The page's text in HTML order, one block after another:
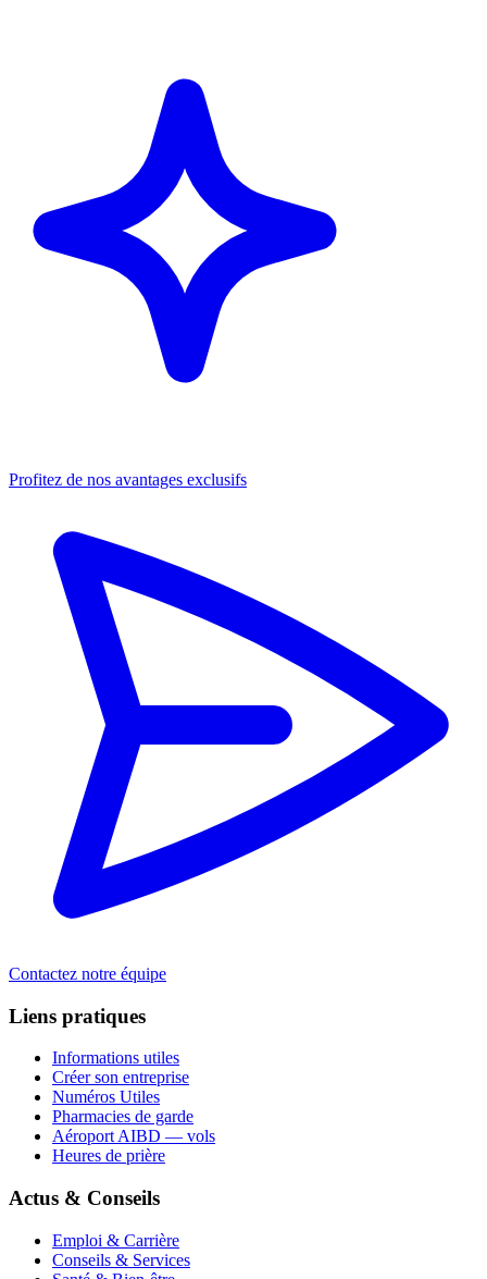
Profitez de nos avantages exclusifs
Contactez notre équipe
Liens pratiques
Informations utiles
Créer son entreprise
Numéros Utiles
Pharmacies de garde
Aéroport AIBD — vols
Heures de prière
Actus & Conseils
Emploi & Carrière
Conseils & Services